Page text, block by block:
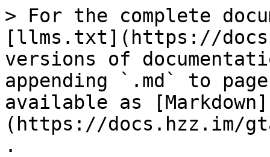
> For the complete
[llms.txt](https://
versions of
appending `.md` to
available as [Markdown]
(https://docs.hzz.im/
.